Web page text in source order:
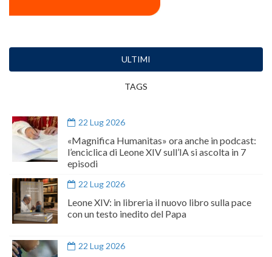
ULTIMI
TAGS
22 Lug 2026
«Magnifica Humanitas» ora anche in podcast:
l’enciclica di Leone XIV sull’IA si ascolta in 7
episodi
22 Lug 2026
Leone XIV: in libreria il nuovo libro sulla pace
con un testo inedito del Papa
22 Lug 2026